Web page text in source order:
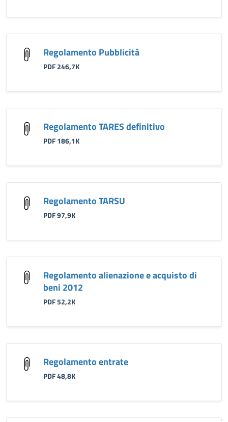
Regolamento Pubblicità
PDF 246,7K
Regolamento TARES definitivo
PDF 186,1K
Regolamento TARSU
PDF 97,9K
Regolamento alienazione e acquisto di
beni 2012
PDF 52,2K
Regolamento entrate
PDF 48,8K